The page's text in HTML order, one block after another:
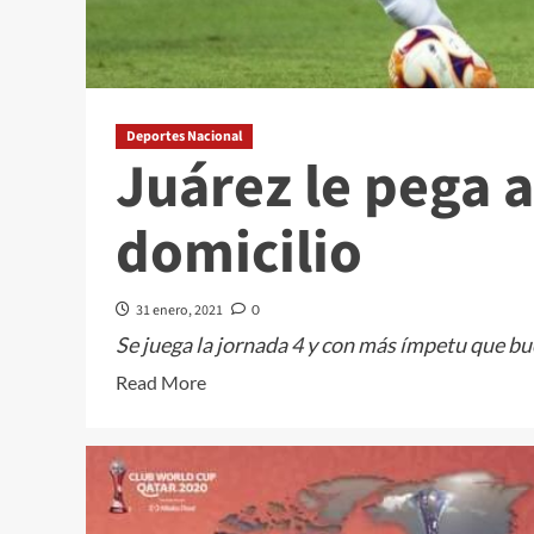
Deportes Nacional
Juárez le pega
domicilio
31 enero, 2021 0
Se juega la jornada 4 y con más ímpetu que
Read MoreRead
about
Juárez